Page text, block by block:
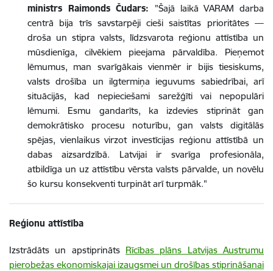
ministrs Raimonds Čudars: "Šajā laikā VARAM darba
centrā bija trīs savstarpēji cieši saistītas prioritātes —
droša un stipra valsts, līdzsvarota reģionu attīstība un
mūsdienīga, cilvēkiem pieejama pārvaldība. Pieņemot
lēmumus, man svarīgākais vienmēr ir bijis tiesiskums,
valsts drošība un ilgtermiņa ieguvums sabiedrībai, arī
situācijās, kad nepieciešami sarežģīti vai nepopulāri
lēmumi. Esmu gandarīts, ka izdevies stiprināt gan
demokrātisko procesu noturību, gan valsts digitālās
spējas, vienlaikus virzot investīcijas reģionu attīstībā un
dabas aizsardzībā. Latvijai ir svarīga profesionāla,
atbildīga un uz attīstību vērsta valsts pārvalde, un novēlu
šo kursu konsekventi turpināt arī turpmāk."
Reģionu attīstība
Izstrādāts un apstiprināts Rīcības plāns Latvijas Austrumu
pierobežas ekonomiskajai izaugsmei un drošības stiprināšanai